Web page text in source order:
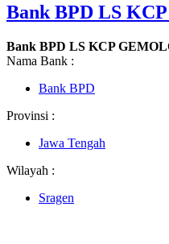
Bank BPD LS
Bank BPD LS KCP
Nama Bank :
Bank BPD
Provinsi :
Jawa Tengah
Wilayah :
Sragen